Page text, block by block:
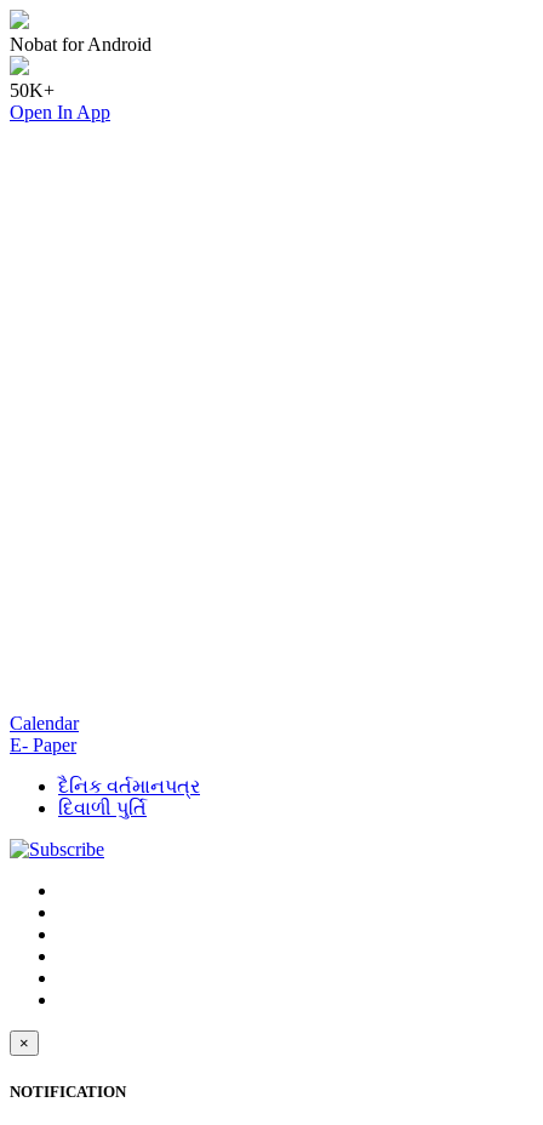
Nobat for Android
50K+
Open In App
Calendar
E- Paper
દૈનિક વર્તમાનપત્ર
દિવાળી પુર્તિ
×
NOTIFICATION